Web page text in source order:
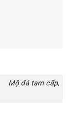
cấp,